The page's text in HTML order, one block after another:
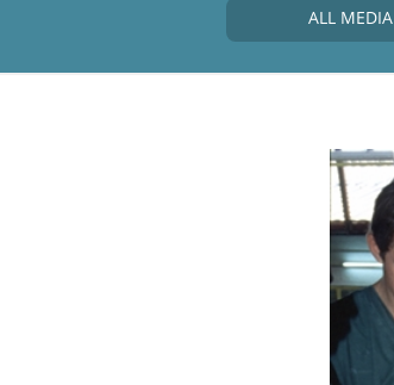
ALL MEDIA